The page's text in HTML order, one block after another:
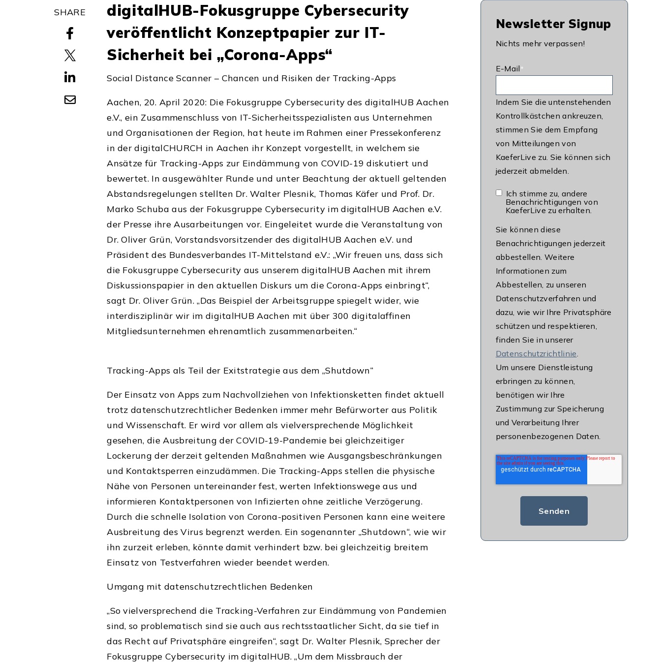
SHARE
digitalHUB-Fokusgruppe Cybersecurity
veröffentlicht Konzeptpapier zur IT-
Sicherheit bei „Corona-Apps“
Social Distance Scanner – Chancen und Risiken der Tracking-Apps
Aachen, 20. April 2020: Die Fokusgruppe Cybersecurity des digitalHUB Aachen
e.V., ein Zusammenschluss von IT-Sicherheitsspezialisten aus Unternehmen
und Organisationen der Region, hat heute im Rahmen einer Pressekonferenz
in der digitalCHURCH in Aachen ihr Konzept vorgestellt, in welchem sie
Ansätze für Tracking-Apps zur Eindämmung von COVID-19 diskutiert und
bewertet. In ausgewählter Runde und unter Beachtung der aktuell geltenden
Abstandsregelungen stellten Dr. Walter Plesnik, Thomas Käfer und Prof. Dr.
Marko Schuba aus der Fokusgruppe Cybersecurity im digitalHUB Aachen e.V.
der Presse ihre Ausarbeitungen vor. Eingeleitet wurde die Veranstaltung von
Dr. Oliver Grün, Vorstandsvorsitzender des digitalHUB Aachen e.V. und
Präsident des Bundesverbandes IT-Mittelstand e.V.: „Wir freuen uns, dass sich
die Fokusgruppe Cybersecurity aus unserem digitalHUB Aachen mit ihrem
Diskussionspapier in den aktuellen Diskurs um die Corona-Apps einbringt“,
sagt Dr. Oliver Grün. „Das Beispiel der Arbeitsgruppe spiegelt wider, wie
interdisziplinär wir im digitalHUB Aachen mit über 300 digitalaffinen
Mitgliedsunternehmen ehrenamtlich zusammenarbeiten.“
Tracking-Apps als Teil der Exitstrategie aus dem „Shutdown“
Der Einsatz von Apps zum Nachvollziehen von Infektionsketten findet aktuell
trotz datenschutzrechtlicher Bedenken immer mehr Befürworter aus Politik
und Wissenschaft. Er wird vor allem als vielversprechende Möglichkeit
gesehen, die Ausbreitung der COVID-19-Pandemie bei gleichzeitiger
Lockerung der derzeit geltenden Maßnahmen wie Ausgangsbeschränkungen
und Kontaktsperren einzudämmen. Die Tracking-Apps stellen die physische
Nähe von Personen untereinander fest, werten Infektionswege aus und
informieren Kontaktpersonen von Infizierten ohne zeitliche Verzögerung.
Durch die schnelle Isolation von Corona-positiven Personen kann eine weitere
Ausbreitung des Virus begrenzt werden. Ein sogenannter „Shutdown“, wie wir
ihn zurzeit erleben, könnte damit verhindert bzw. bei gleichzeitig breitem
Einsatz von Testverfahren wieder beendet werden.
Umgang mit datenschutzrechtlichen Bedenken
„So vielversprechend die Tracking-Verfahren zur Eindämmung von Pandemien
sind, so problematisch sind sie auch aus rechtsstaatlicher Sicht, da sie tief in
das Recht auf Privatsphäre eingreifen“, sagt Dr. Walter Plesnik, Sprecher der
Fokusgruppe Cybersecurity im digitalHUB. „Um dem Missbrauch der
Newsletter Signup
Nichts mehr verpassen!
E-Mail*
Indem Sie die untenstehenden
Kontrollkästchen ankreuzen,
stimmen Sie dem Empfang
von Mitteilungen von
KaeferLive zu. Sie können sich
jederzeit abmelden.
Ich stimme zu, andere
Benachrichtigungen von
KaeferLive zu erhalten.
Sie können diese
Benachrichtigungen jederzeit
abbestellen. Weitere
Informationen zum
Abbestellen, zu unseren
Datenschutzverfahren und
dazu, wie wir Ihre Privatsphäre
schützen und respektieren,
finden Sie in unserer
Datenschutzrichtlinie
Um unsere Dienstleistung
erbringen zu können,
benötigen wir Ihre
Zustimmung zur Speicherung
und Verarbeitung Ihrer
personenbezogenen Daten.